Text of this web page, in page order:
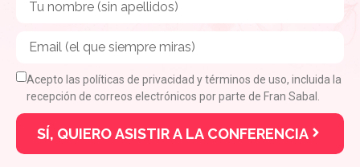
Acepto las políticas de privacidad y términos de uso, incluida la
recepción de correos electrónicos por parte de Fran Sabal.
SÍ, QUIERO ASISTIR A LA CONFERENCIA